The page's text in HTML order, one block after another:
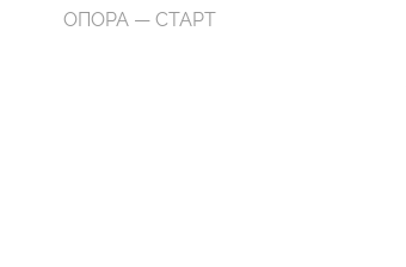
ОПОРА — СТАРТ